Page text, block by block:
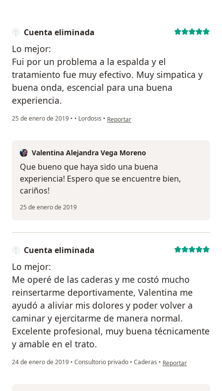
Cuenta eliminada
Lo mejor:
Fui por un problema a la espalda y el
tratamiento fue muy efectivo. Muy simpatica y
buena onda, escencial para una buena
experiencia.
25 de enero de 2019 • • Lordosis • en opinión del usuario Cuenta eliminada
Reportar
Valentina Alejandra Vega Moreno
Que bueno que haya sido una buena
experiencia! Espero que se encuentre bien,
cariños!
25 de enero de 2019
Cuenta eliminada
Lo mejor:
Me operé de las caderas y me costó mucho
reinsertarme deportivamente, Valentina me
ayudó a aliviar mis dolores y poder volver a
caminar y ejercitarme de manera normal.
Excelente profesional, muy buena técnicamente
y amable en el trato.
24 de enero de 2019 • Consultorio privado • Caderas • en opinión del
Reportar